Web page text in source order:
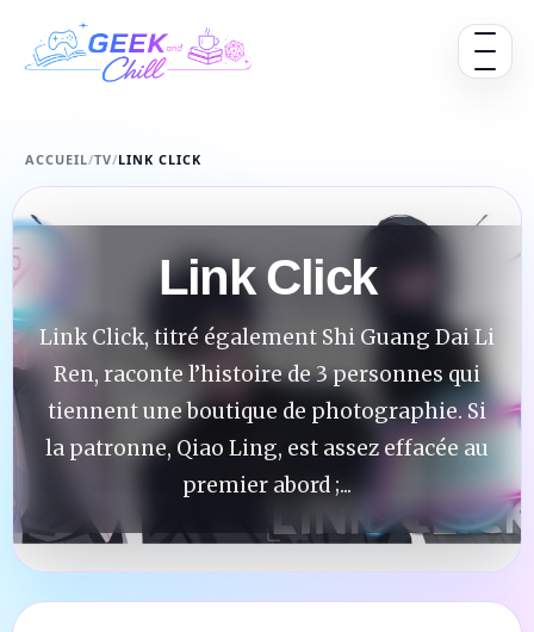
Ouvrir
ACCUEIL/TV/LINK CLICK
Link Click
Link Click, titré également Shi Guang Dai Li
Ren, raconte l’histoire de 3 personnes qui
tiennent une boutique de photographie. Si
la patronne, Qiao Ling, est assez effacée au
premier abord ;...